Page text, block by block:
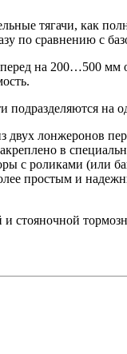
тягачи, как
по сравнению с
на 200…500 мм
на
двух лонжеронов
в
с роликами (или
простым и
стояночной